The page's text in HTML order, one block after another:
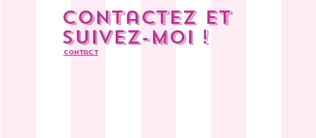
Contact
Contactez et
suivez-moi !